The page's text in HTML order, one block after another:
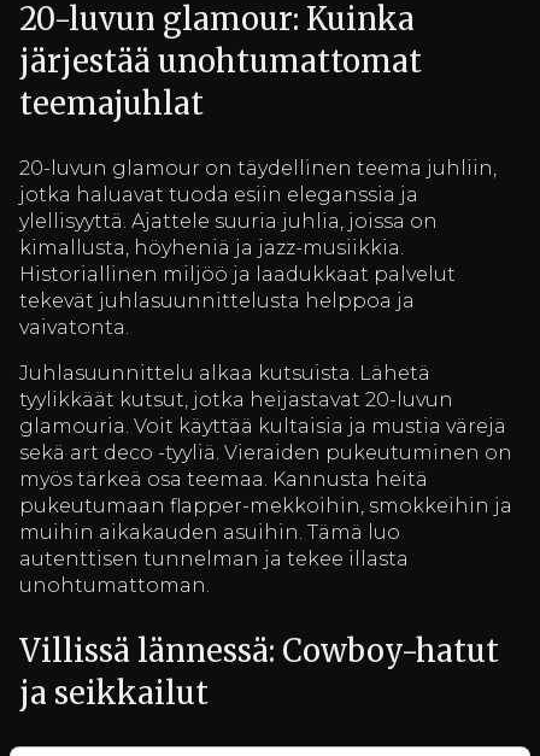
20-luvun glamour: Kuinka
järjestää unohtumattomat
teemajuhlat
20-luvun glamour on täydellinen teema juhliin,
jotka haluavat tuoda esiin eleganssia ja
ylellisyyttä. Ajattele suuria juhlia, joissa on
kimallusta, höyheniä ja jazz-musiikkia.
Historiallinen miljöö ja laadukkaat palvelut
tekevät juhlasuunnittelusta helppoa ja
vaivatonta.
Juhlasuunnittelu alkaa kutsuista. Lähetä
tyylikkäät kutsut, jotka heijastavat 20-luvun
glamouria. Voit käyttää kultaisia ja mustia värejä
sekä art deco -tyyliä. Vieraiden pukeutuminen on
myös tärkeä osa teemaa. Kannusta heitä
pukeutumaan flapper-mekkoihin, smokkeihin ja
muihin aikakauden asuihin. Tämä luo
autenttisen tunnelman ja tekee illasta
unohtumattoman.
Villissä lännessä: Cowboy-hatut
ja seikkailut